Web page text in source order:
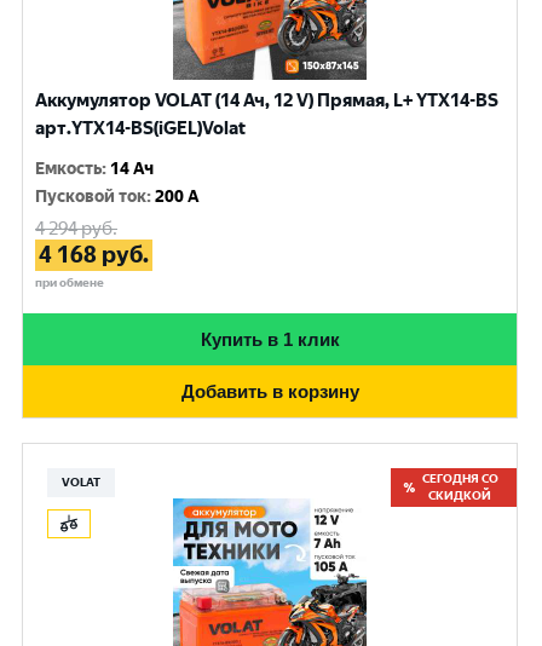
Аккумулятор VOLAT (14 Ач, 12 V) Прямая, L+ YTX14-BS
арт.YTX14-BS(iGEL)Volat
Емкость: 14 Ач
Пусковой ток:200 A
4 294руб.
4 168 руб.
при обмене
Купить в 1 клик
Добавить в корзину
VOLAT
СЕГОДНЯ СО
СКИДКОЙ